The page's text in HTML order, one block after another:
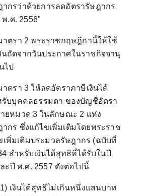
กรว่าด้วยการลดอัตรารัษฎากร
พ.ศ. 2556"
าตรา 2 พระราชกฤษฎีกานี้ให้ใช้
ถัดจากวันประกาศในราชกิจจานุ
ไป
าตรา3 ให้ลดอัตราภาษีเงินได้
รับบุคคลธรรมดา ของบัญชีอัตรา
ายหมวด3 ในลักษณะ 2 แห่ง
กร ซึ่งแก้ไขเพิ่มเติมโดยพระราช
พิ่มเติมประมวลรัษฎากร (ฉบับที่
สำหรับเงินได้สุทธิที่ได้รับในปี
ะปี พ.ศ. 2557 ดังต่อไปนี้
เงินได้สุทธิไม่เกินหนึ่งแสนบาท